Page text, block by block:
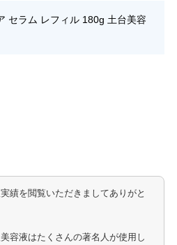
セラム レフィル 180g 土台美容
績を閲覧いただきましてありがと
容液はたくさんの著名人が使用し